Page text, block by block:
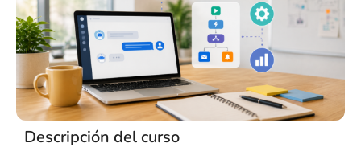
Descripción del curso